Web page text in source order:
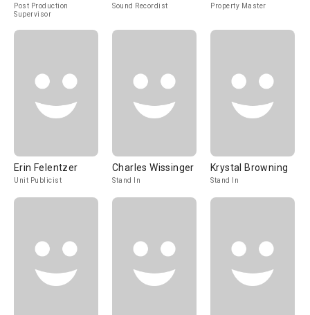
Post Production
Supervisor
Sound Recordist Property Master
Erin Felentzer
Unit Publicist
Charles Wissinger
Stand In
Krystal Browning
Stand In